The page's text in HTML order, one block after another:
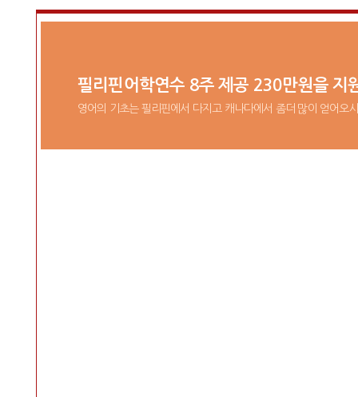
필리핀어학연수 8주 제공 230만원을 지
영어의 기초는 필리핀에서 다지고 캐나다에서 좀더 많이 얻어